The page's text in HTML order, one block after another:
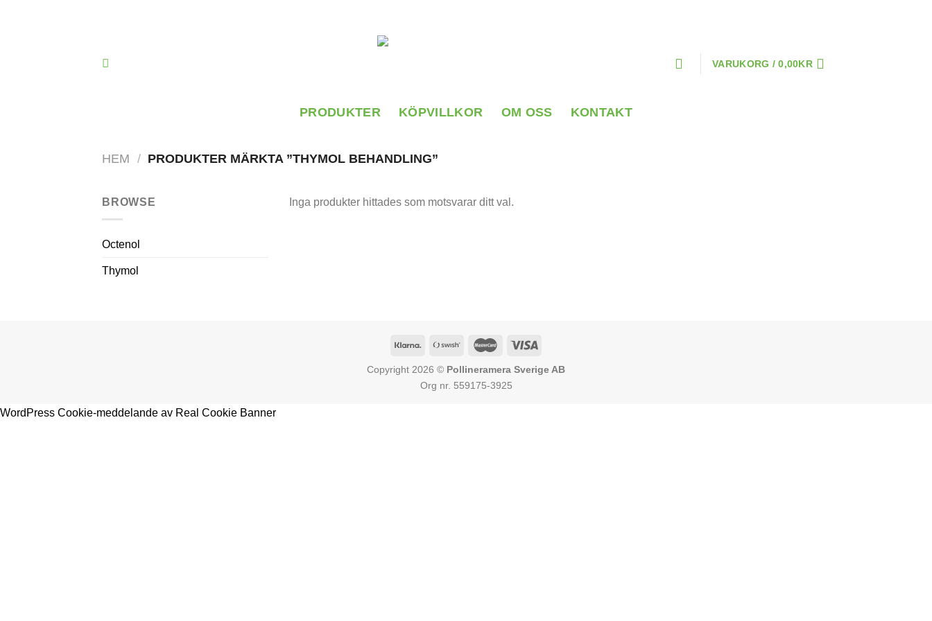
VARUKORG /0,00KR
PRODUKTER KÖPVILLKOR OM OSS KONTAKT
HEM / PRODUKTER MÄRKTA ”THYMOL BEHANDLING”
BROWSE
Octenol
Thymol
Inga produkter hittades som motsvarar ditt val.
Copyright 2026 © Pollineramera Sverige AB
Org nr. 559175-3925
WordPress Cookie-meddelande av Real Cookie Banner